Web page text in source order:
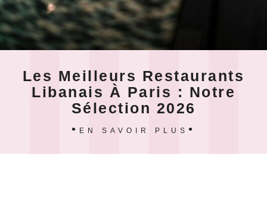
Les Meilleurs Restaurants
Libanais À Paris : Notre
Sélection 2026
EN SAVOIR PLUS